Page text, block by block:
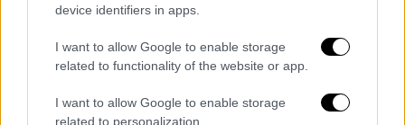
device identifiers in apps.
I want to allow Google to enable storage
related to functionality of the website or app.
I want to allow Google to enable storage
related to personalization.
Ο κτηνίατρος ανέφερε στο ethnos.gr και
ακόμη έναπαρόμοιο περιστατικό
που τού
έγινε γνωστό το περασμένο έτος.
Συγκεκριμένα, πρόκειται γιαγατούλαπου